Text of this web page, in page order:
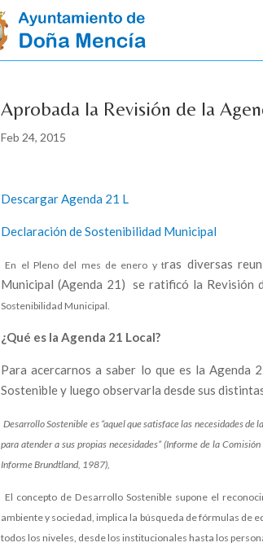
Aprobada la Revisión de la
Feb 24, 2015
Descargar Agenda 21 L
Declaración de Sostenibilidad Municipal
En el Pleno del mes de enero y tras diversas
Municipal (Agenda 21) se ratificó la Revisión
Sostenibilidad Municipal
¿Qué es la Agenda 21 Local?
Para acercarnos a saber lo que es la
Sostenible y luego observarla desde sus
Desarrollo Sostenible es “aquel que satisface las necesidades
para atender a sus propias necesidades” (Informe de la
Informe Brundtland, 1987),
El concepto de Desarrollo Sostenible supone el
ambiente y sociedad, implica la búsqueda de fórmulas de
todos los niveles, desde los institucionales hasta los